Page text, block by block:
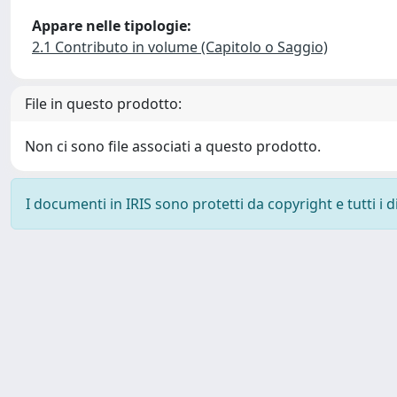
Appare nelle tipologie:
2.1 Contributo in volume (Capitolo o Saggio)
File in questo prodotto:
Non ci sono file associati a questo prodotto.
I documenti in IRIS sono protetti da copyright e tutti i